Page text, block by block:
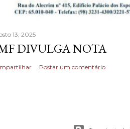
13, 2025
DIVULGA NOTA
Postar um comentário